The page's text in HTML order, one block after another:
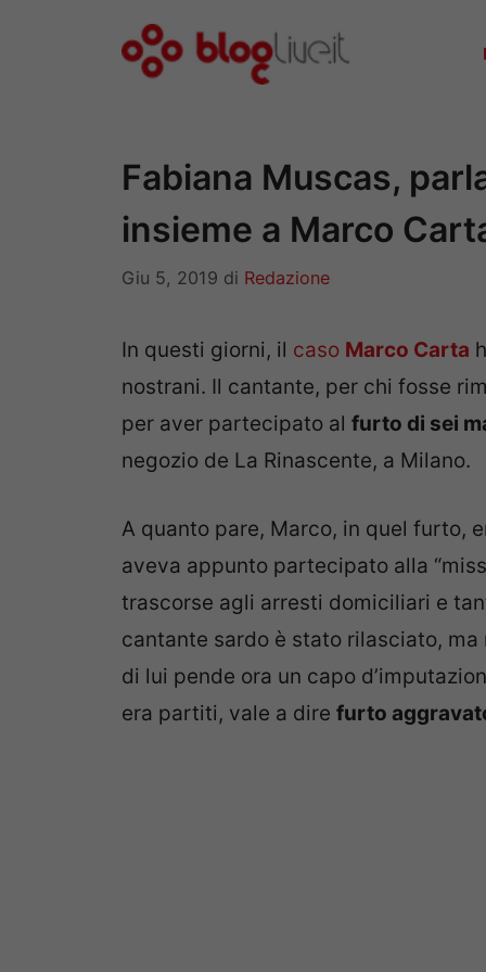
Fabiana Muscas,
insieme a Marco
Giu 5, 2019 di Redazione
In questi giorni, il caso Marco Carta
nostrani. Il cantante, per chi fosse
per aver partecipato al furto di sei
negozio de La Rinascente, a Milano.
A quanto pare, Marco, in quel furto,
aveva appunto partecipato alla
trascorse agli arresti domiciliari e
cantante sardo è stato rilasciato,
di lui pende ora un capo
era partiti, vale a dire furto